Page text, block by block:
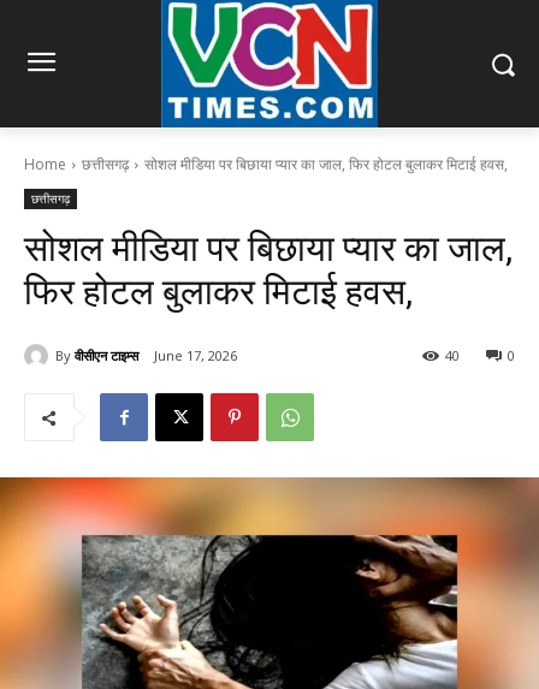
Home छत्तीसगढ़ सोशल मीडिया पर बिछाया प्यार का जाल, फिर होटल बुलाकर मिटाई हवस,
छत्तीसगढ़
सोशल मीडिया पर बिछाया प्यार का जाल,
फिर होटल बुलाकर मिटाई हवस,
By वीसीएन टाइम्स June 17, 2026 0
40